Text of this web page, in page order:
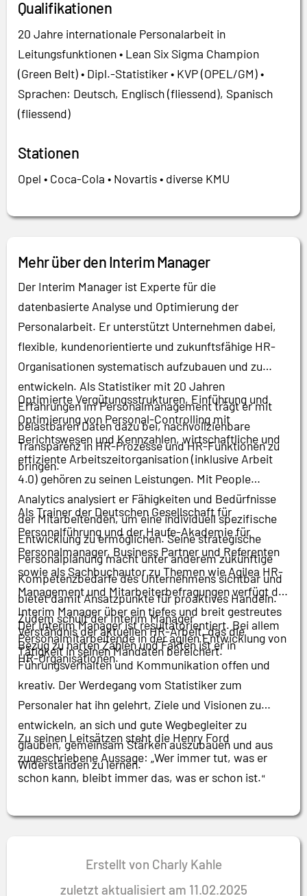
Qualifikationen
20 Jahre internationale Personalarbeit in
Leitungsfunktionen • Lean Six Sigma Champion
(Green Belt) • Dipl.-Statistiker • KVP (OPEL/GM) •
Sprachen: Deutsch, Englisch (fliessend), Spanisch
(fliessend)
Stationen
Opel • Coca-Cola • Novartis • diverse KMU
Mehr über den Interim Manager
Der Interim Manager ist Experte für die
datenbasierte Analyse und Optimierung der
Personalarbeit. Er unterstützt Unternehmen dabei,
flexible, kundenorientierte und zukunftsfähige HR-
Organisationen systematisch aufzubauen und zu
entwickeln. Als Statistiker mit 20 Jahren
Erfahrungen im Personalmanagement trägt er mit
belastbaren Daten dazu bei, nachvollziehbare
Transparenz in HR-Prozesse und HR-Funktionen zu
bringen.
Optimierte Vergütungsstrukturen, Einführung und
Optimierung von Personal-Controlling mit
Berichtswesen und Kennzahlen, wirtschaftliche und
effiziente Arbeitszeitorganisation (inklusive Arbeit
4.0) gehören zu seinen Leistungen. Mit People
Analytics analysiert er Fähigkeiten und Bedürfnisse
der Mitarbeitenden, um eine individuell spezifische
Entwicklung zu ermöglichen. Seine strategische
Personalplanung macht unter anderem zukünftige
Kompetenzbedarfe des Unternehmens sichtbar und
bietet damit Ansatzpunkte für proaktives Handeln.
Zudem schult der Interim Manager
Personalmitarbeitende in der agilen Entwicklung von
HR-Organisationen.
Als Trainer der Deutschen Gesellschaft für
Personalführung und der Haufe-Akademie für
Personalmanager, Business Partner und Referenten
sowie als Sachbuchautor zu Themen wie Agilea HR-
Management und Mitarbeiterbefragungen verfügt der
Interim Manager über ein tiefes und breit gestreutes
Verständnis der aktuellen HR-Arbeit, das die
Tätigkeit in seinen Mandaten bereichert.
Der Interim Manager ist resultatorientiert. Bei allem
Bezug zu harten Zahlen und Fakten ist er in
Führungsverhalten und Kommunikation offen und
kreativ. Der Werdegang vom Statistiker zum
Personaler hat ihn gelehrt, Ziele und Visionen zu
entwickeln, an sich und gute Wegbegleiter zu
glauben, gemeinsam Stärken auszubauen und aus
Widerständen zu lernen.
Zu seinen Leitsätzen steht die Henry Ford
zugeschriebene Aussage: „Wer immer tut, was er
schon kann, bleibt immer das, was er schon ist.“
Erstellt von Charly Kahle
zuletzt aktualisiert am 11.02.2025